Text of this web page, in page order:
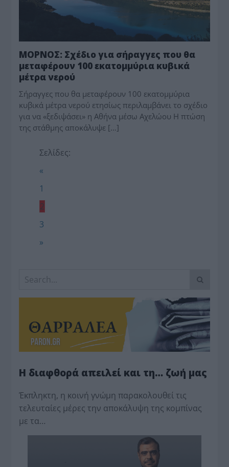
ΜΟΡΝΟΣ: Σχέδιο για σήραγγες που θα
μεταφέρουν 100 εκατομμύρια κυβικά
μέτρα νερού
Σήραγγες που θα μεταφέρουν 100 εκατομμύρια
κυβικά μέτρα νερού ετησίως περιλαμβάνει το σχέδιο
για να «ξεδιψάσει» η Αθήνα μέσω Αχελώου Η πτώση
της στάθμης αποκάλυψε […]
Σελίδες:
«
1
2
3
»
Η διαφθορά απειλεί και τη… ζωή μας
Έκπληκτη, η κοινή γνώμη παρακολουθεί τις
τελευταίες μέρες την αποκάλυψη της κο­μπίνας
με τα…